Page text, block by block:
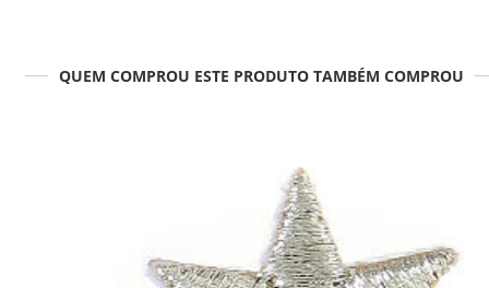
QUEM COMPROU ESTE PRODUTO TAMBÉM COMPROU